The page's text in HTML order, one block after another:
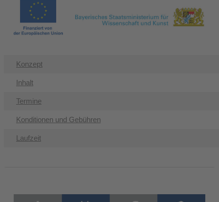
Konzept
Inhalt
Termine
Konditionen und Gebühren
Laufzeit